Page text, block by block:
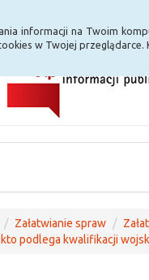
informacji na Twoim
w Twojej
Załatwianie spraw
kto podlega kwalifikacji